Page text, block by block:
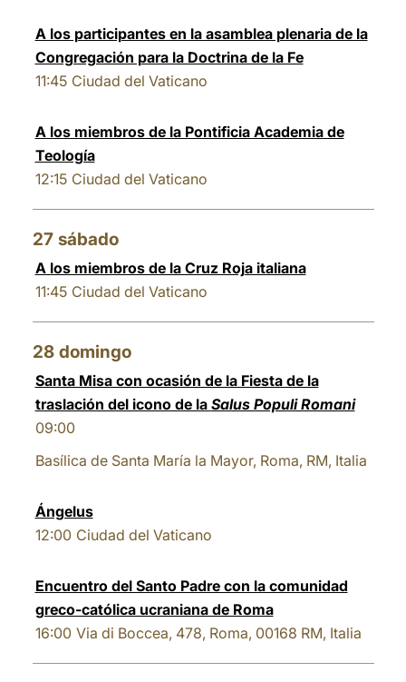
A los participantes en la asamblea plenaria de la
Congregación para la Doctrina de la Fe
11:45 Ciudad del Vaticano
A los miembros de la Pontificia Academia de
Teología
12:15 Ciudad del Vaticano
27 sábado
A los miembros de la Cruz Roja italiana
11:45 Ciudad del Vaticano
28 domingo
Santa Misa con ocasión de la Fiesta de la
traslación del icono de la Salus Populi Romani
09:00
Basílica de Santa María la Mayor, Roma, RM, Italia
Ángelus
12:00 Ciudad del Vaticano
Encuentro del Santo Padre con la comunidad
greco-católica ucraniana de Roma
16:00 Via di Boccea, 478, Roma, 00168 RM, Italia